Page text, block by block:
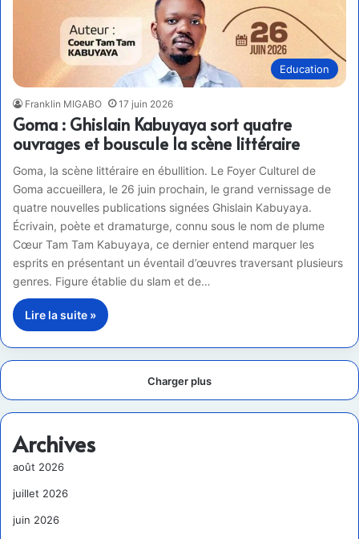
Education
Franklin MIGABO 17 juin 2026
Goma : Ghislain Kabuyaya sort quatre
ouvrages et bouscule la scène littéraire
Goma, la scène littéraire en ébullition. Le Foyer Culturel de
Goma accueillera, le 26 juin prochain, le grand vernissage de
quatre nouvelles publications signées Ghislain Kabuyaya.
Écrivain, poète et dramaturge, connu sous le nom de plume
Cœur Tam Tam Kabuyaya, ce dernier entend marquer les
esprits en présentant un éventail d’œuvres traversant plusieurs
genres. Figure établie du slam et de…
Lire la suite »
Charger plus
Archives
août 2026
juillet 2026
juin 2026